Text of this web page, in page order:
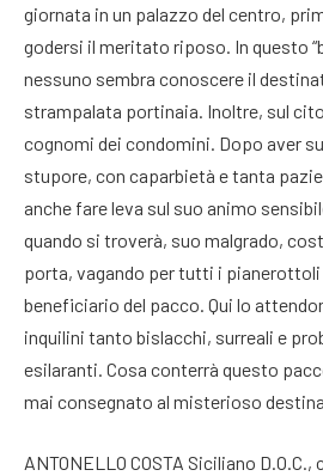
giornata in un palazzo del centro,
godersi il meritato riposo. In questo
nessuno sembra conoscere il
strampalata portinaia. Inoltre, sul
cognomi dei condomini. Dopo aver
stupore, con caparbietà e tanta
anche fare leva sul suo animo
quando si troverà, suo malgrado,
porta, vagando per tutti i pianerottoli
beneficiario del pacco. Qui lo
inquilini tanto bislacchi, surreali e
esilaranti. Cosa conterrà questo
mai consegnato al misterioso
ANTONELLO COSTA Siciliano